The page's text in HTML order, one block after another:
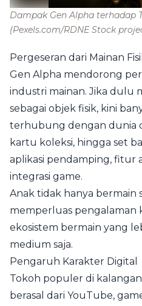
Dampak Gen Alpha terhadap
(Pexels.com/RDNE Stock
Pergeseran dari Mainan
Gen Alpha mendorong
industri mainan. Jika dulu
sebagai objek fisik, kini
terhubung dengan dunia
kartu koleksi, hingga set
aplikasi pendamping, fitur
integrasi game.
Anak tidak hanya bermain
memperluas pengalaman
ekosistem bermain yang
medium saja.
Pengaruh Karakter Digital
Tokoh populer di
berasal dari YouTube,